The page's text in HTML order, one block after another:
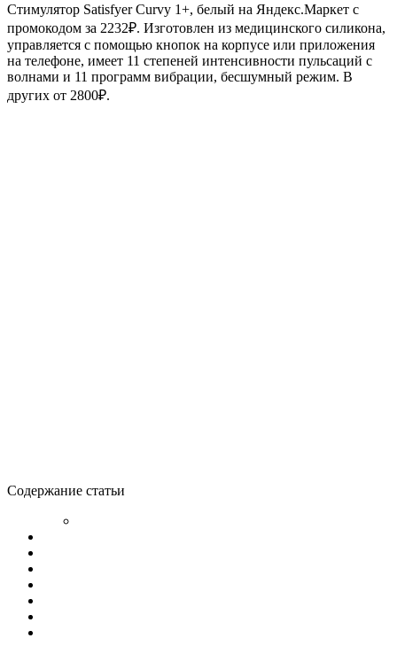
Стимулятор Satisfyer Curvy 1+, белый на Яндекс.Маркет с
промокодом за 2232₽. Изготовлен из медицинского силикона,
управляется с помощью кнопок на корпусе или приложения
на телефоне, имеет 11 степеней интенсивности пульсаций с
волнами и 11 программ вибрации, бесшумный режим. В
других от 2800₽.
Содержание статьи